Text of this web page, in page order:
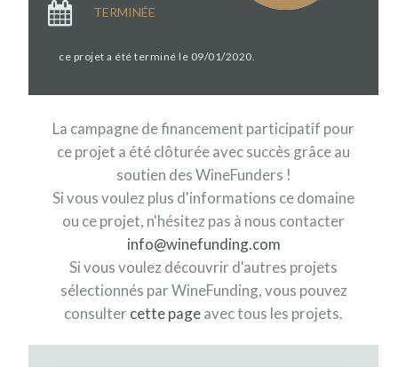
TERMINÉE
ce projet a été terminé le 09/01/2020.
La campagne de financement participatif pour
ce projet a été clôturée avec succès grâce au
soutien des WineFunders !
Si vous voulez plus d'informations ce domaine
ou ce projet, n'hésitez pas à nous contacter
info@winefunding.com
Si vous voulez découvrir d'autres projets
sélectionnés par WineFunding, vous pouvez
consulter cette pageavec tous les projets.